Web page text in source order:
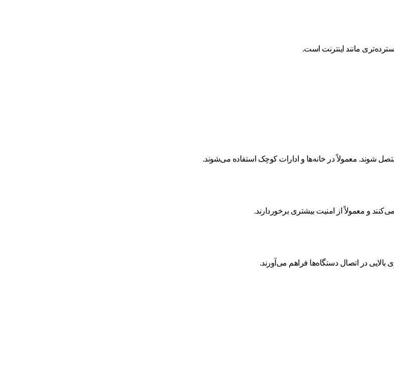
شوند. معمولاً در خانه‌ها و ادارات کوچک استفاده می‌شوند.
در اتصال دستگاه‌ها فراهم می‌آورند.